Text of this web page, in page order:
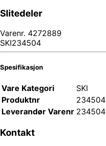
Slitedeler
Varenr. 4272889
SKI234504
Spesifikasjon
Vare Kategori
SKI
Produktnr
234504
Leverandør Varenr 234504
Kontakt